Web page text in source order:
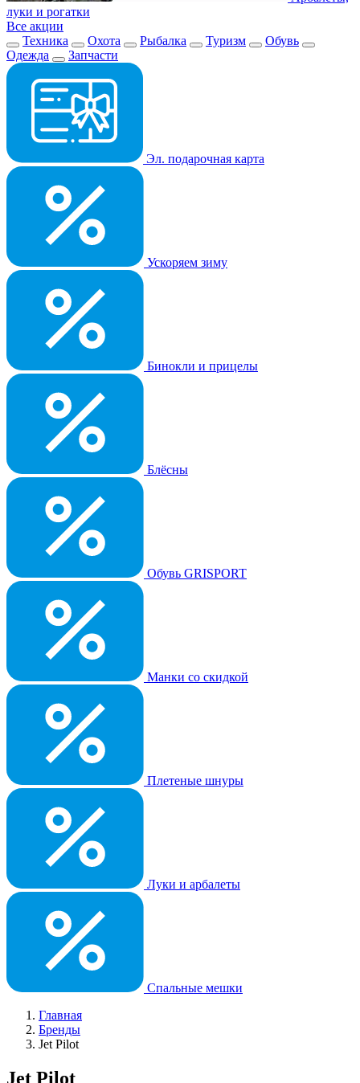
луки и рогатки
Все акции
Техника
Охота Рыбалка Туризм
Обувь
Одежда
Запчасти
Эл. подарочная карта
Ускоряем зиму
Бинокли и прицелы
Блёсны
Обувь GRISPORT
Манки со скидкой
Плетеные шнуры
Луки и арбалеты
Спальные мешки
Главная
Бренды
Jet Pilot
Jet Pilot